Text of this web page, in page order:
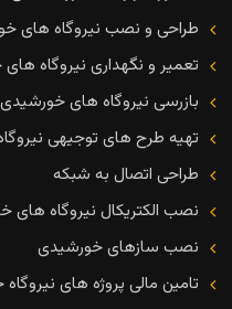
طراحی و نصب نیروگاه های
تعمیر و نگهداری نیروگاه
بازرسی نیروگاه های خورشیدی
تهیه طرح های توجیهی
طراحی اتصال به شبکه
نصب الکتریکال نیروگاه های
نصب سازهای خورشیدی
تامین مالی پروژه های